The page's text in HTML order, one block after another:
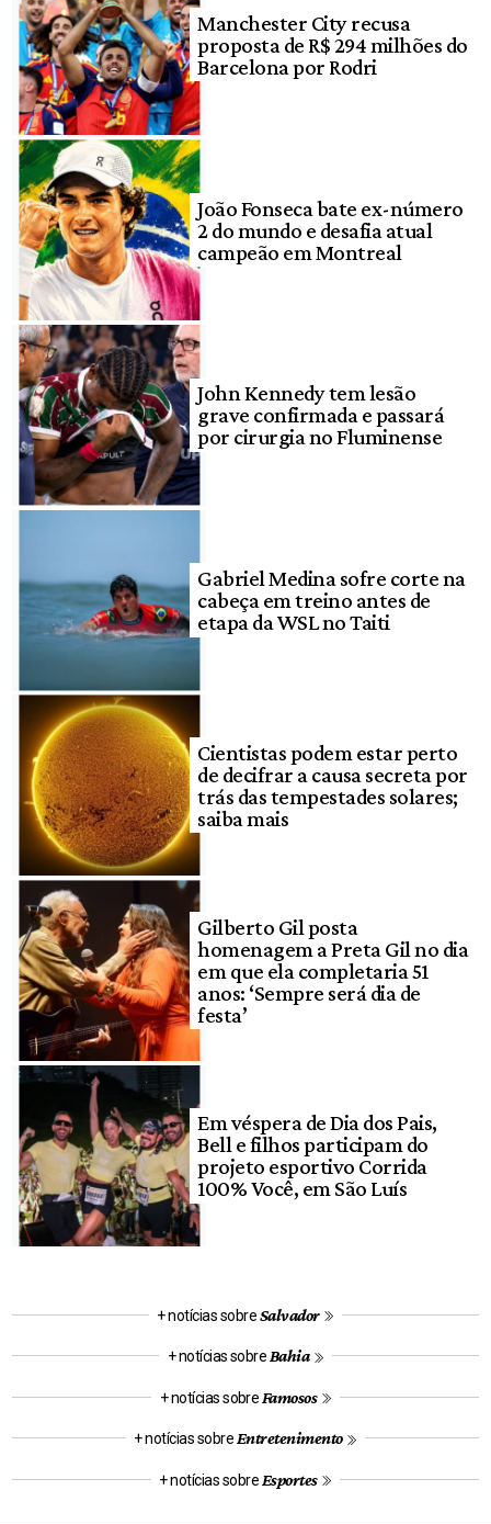
Manchester City recusa
proposta de R$ 294 milhões do
Barcelona por Rodri
João Fonseca bate ex-número
2 do mundo e desafia atual
campeão em Montreal
John Kennedy tem lesão
grave confirmada e passará
por cirurgia no Fluminense
Gabriel Medina sofre corte na
cabeça em treino antes de
etapa da WSL no Taiti
Cientistas podem estar perto
de decifrar a causa secreta por
trás das tempestades solares;
saiba mais
Gilberto Gil posta
homenagem a Preta Gil no dia
em que ela completaria 51
anos: ‘Sempre será dia de
festa’
Em véspera de Dia dos Pais,
Bell e filhos participam do
projeto esportivo Corrida
100% Você, em São Luís
+ notícias sobreSalvador
+ notícias sobre Bahia
+ notícias sobre Famosos
+ notícias sobre Entretenimento
+ notícias sobre Esportes